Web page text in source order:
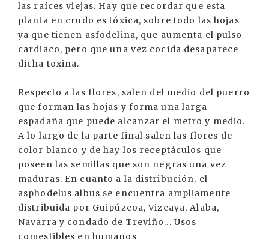
las raíces viejas. Hay que recordar que esta
planta en crudo es tóxica, sobre todo las hojas
ya que tienen asfodelina, que aumenta el pulso
cardiaco, pero que una vez cocida desaparece
dicha toxina.
Respecto a las flores, salen del medio del puerro
que forman las hojas y forma una larga
espadaña que puede alcanzar el metro y medio.
A lo largo de la parte final salen las flores de
color blanco y de hay los receptáculos que
poseen las semillas que son negras una vez
maduras. En cuanto a la distribución, el
asphodelus albus se encuentra ampliamente
distribuida por Guipúzcoa, Vizcaya, Alaba,
Navarra y condado de Treviño... Usos
comestibles en humanos